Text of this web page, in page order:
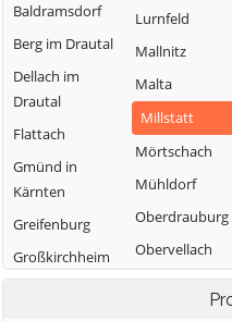
Baldramsdorf
Berg im Drautal
Dellach im
Drautal
Flattach
Gmünd in
Kärnten
Greifenburg
Großkirchheim
Lurnfeld
Mallnitz
Malta
Millstatt
Mörtschach
Mühldorf
Oberdrauburg
Obervellach
Radenthein